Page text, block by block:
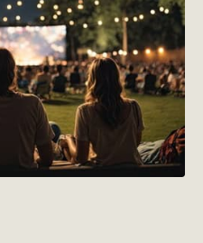
zu den besten